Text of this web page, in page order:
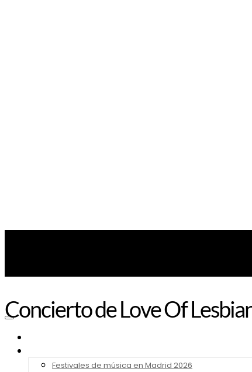
Festivales de música en Madrid 2026
Concierto de Love Of